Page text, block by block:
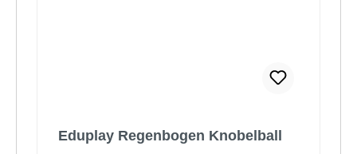
Eduplay Regenbogen Knobelball